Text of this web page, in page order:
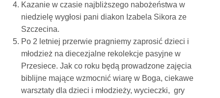
Kazanie w czasie najbliższego nabożeństwa w
niedzielę wygłosi pani diakon Izabela Sikora ze
Szczecina.
Po 2 letniej przerwie pragniemy zaprosić dzieci i
młodzież na diecezjalne rekolekcje pasyjne w
Przesiece. Jak co roku będą prowadzone zajęcia
biblijne mające wzmocnić wiarę w Boga, ciekawe
warsztaty dla dzieci i młodzieży, wycieczki, gry